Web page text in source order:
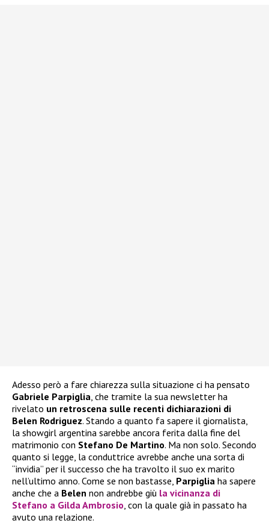
Adesso però a fare chiarezza sulla situazione ci ha pensato
Gabriele Parpiglia, che tramite la sua newsletter ha
rivelato un retroscena sulle recenti dichiarazioni di
Belen Rodriguez. Stando a quanto fa sapere il giornalista,
la showgirl argentina sarebbe ancora ferita dalla fine del
matrimonio con Stefano De Martino. Ma non solo. Secondo
quanto si legge, la conduttrice avrebbe anche una sorta di
“invidia” per il successo che ha travolto il suo ex marito
nell’ultimo anno. Come se non bastasse, Parpiglia ha sapere
anche che a Belen non andrebbe giù la vicinanza di
Stefano a Gilda Ambrosio, con la quale già in passato ha
avuto una relazione.